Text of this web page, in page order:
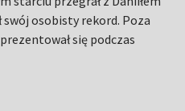
swój osobisty rekord. Poza
się podczas